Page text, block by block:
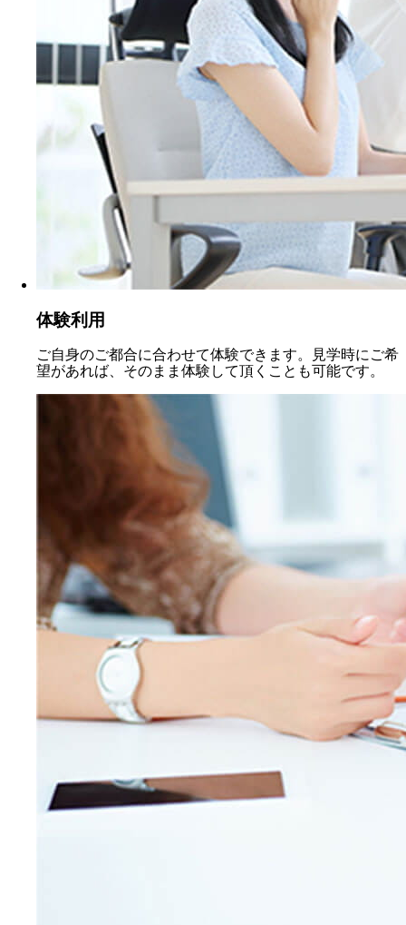
体験利用
ご自身のご都合に合わせて体験できます。見学時にご希
望があれば、そのまま体験して頂くことも可能です。